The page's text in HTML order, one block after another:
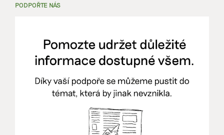
PODPOŘTE NÁS